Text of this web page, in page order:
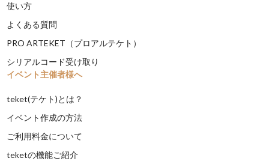
使い方
よくある質問
PRO ARTEKET（プロアルテケト）
シリアルコード受け取り
イベント主催者様へ
teket(テケト)とは？
イベント作成の方法
ご利用料金について
teketの機能ご紹介